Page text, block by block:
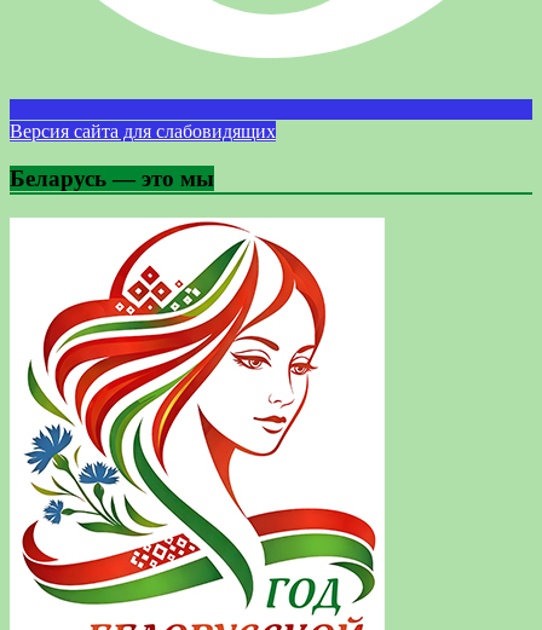
Версия сайта для слабовидящих
Беларусь — это мы